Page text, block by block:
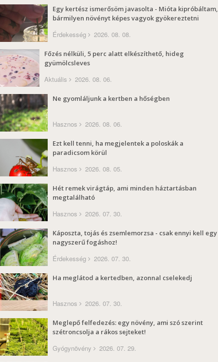
Egy kertész ismerősöm javasolta - Mióta kipróbáltam,
bármilyen növényt képes vagyok gyökereztetni
Érdekesség 2026. 08. 08.
Főzés nélküli, 5 perc alatt elkészíthető, hideg
gyümölcsleves
Aktuális 2026. 08. 06.
Ne gyomláljunk a kertben a hőségben
Hasznos 2026. 08. 06.
Ezt kell tenni, ha megjelentek a poloskák a
paradicsom körül
Hasznos 2026. 08. 05.
Hét remek virágtáp, ami minden háztartásban
megtalálható
Hasznos 2026. 07. 30.
Káposzta, tojás és zsemlemorzsa - csak ennyi kell egy
nagyszerű fogáshoz!
Érdekesség 2026. 07. 30.
Ha meglátod a kertedben, azonnal cselekedj
Hasznos 2026. 07. 30.
Meglepő felfedezés: egy növény, ami szó szerint
szétroncsolja a rákos sejteket!
Gyógynövény 2026. 07. 29.